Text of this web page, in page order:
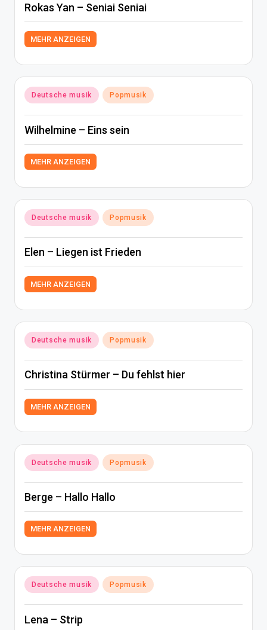
Rokas Yan – Seniai Seniai
MEHR ANZEIGEN
Posted
in
Deutsche musik Popmusik
Wilhelmine – Eins sein
MEHR ANZEIGEN
Posted
in
Deutsche musik Popmusik
Elen – Liegen ist Frieden
MEHR ANZEIGEN
Posted
in
Deutsche musik Popmusik
Christina Stürmer – Du fehlst hier
MEHR ANZEIGEN
Posted
in
Deutsche musik Popmusik
Berge – Hallo Hallo
MEHR ANZEIGEN
Posted
in
Deutsche musik Popmusik
Lena – Strip